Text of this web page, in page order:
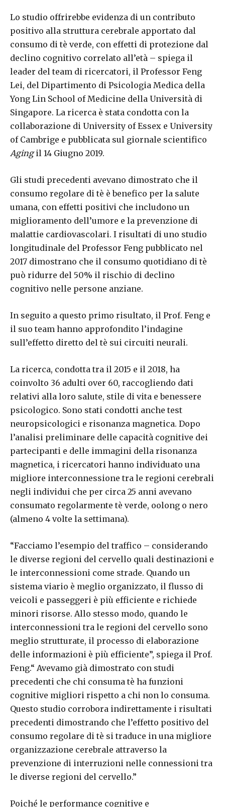
Lo studio offrirebbe evidenza di un contributo
positivo alla struttura cerebrale apportato dal
consumo di tè verde, con effetti di protezione dal
declino cognitivo correlato all’età – spiega il
leader del team di ricercatori, il Professor Feng
Lei, del Dipartimento di Psicologia Medica della
Yong Lin School of Medicine della Università di
Singapore. La ricerca è stata condotta con la
collaborazione di University of Essex e University
of Cambrige e pubblicata sul giornale scientifico
Agingil 14 Giugno 2019.
Gli studi precedenti avevano dimostrato che il
consumo regolare di tè è benefico per la salute
umana, con effetti positivi che includono un
miglioramento dell’umore e la prevenzione di
malattie cardiovascolari. I risultati di uno studio
longitudinale del Professor Feng pubblicato nel
2017 dimostrano che il consumo quotidiano di tè
può ridurre del 50% il rischio di declino
cognitivo nelle persone anziane.
In seguito a questo primo risultato, il Prof. Feng e
il suo team hanno approfondito l’indagine
sull’effetto diretto del tè sui circuiti neurali.
La ricerca, condotta tra il 2015 e il 2018, ha
coinvolto 36 adulti over 60, raccogliendo dati
relativi alla loro salute, stile di vita e benessere
psicologico. Sono stati condotti anche test
neuropsicologici e risonanza magnetica. Dopo
l’analisi preliminare delle capacità cognitive dei
partecipanti e delle immagini della risonanza
magnetica, i ricercatori hanno individuato una
migliore interconnessione tra le regioni cerebrali
negli individui che per circa 25 anni avevano
consumato regolarmente tè verde, oolong o nero
(almeno 4 volte la settimana).
“Facciamo l’esempio del traffico – considerando
le diverse regioni del cervello quali destinazioni e
le interconnessioni come strade. Quando un
sistema viario è meglio organizzato, il flusso di
veicoli e passeggeri è più efficiente e richiede
minori risorse. Allo stesso modo, quando le
interconnessioni tra le regioni del cervello sono
meglio strutturate, il processo di elaborazione
delle informazioni è più efficiente”, spiega il Prof.
Feng.“ Avevamo già dimostrato con studi
precedenti che chi consuma tè ha funzioni
cognitive migliori rispetto a chi non lo consuma.
Questo studio corrobora indirettamente i risultati
precedenti dimostrando che l’effetto positivo del
consumo regolare di tè si traduce in una migliore
organizzazione cerebrale attraverso la
prevenzione di interruzioni nelle connessioni tra
le diverse regioni del cervello.”
Poiché le performance cognitive e